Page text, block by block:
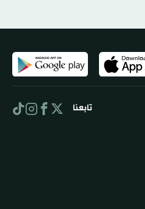
تابعنا